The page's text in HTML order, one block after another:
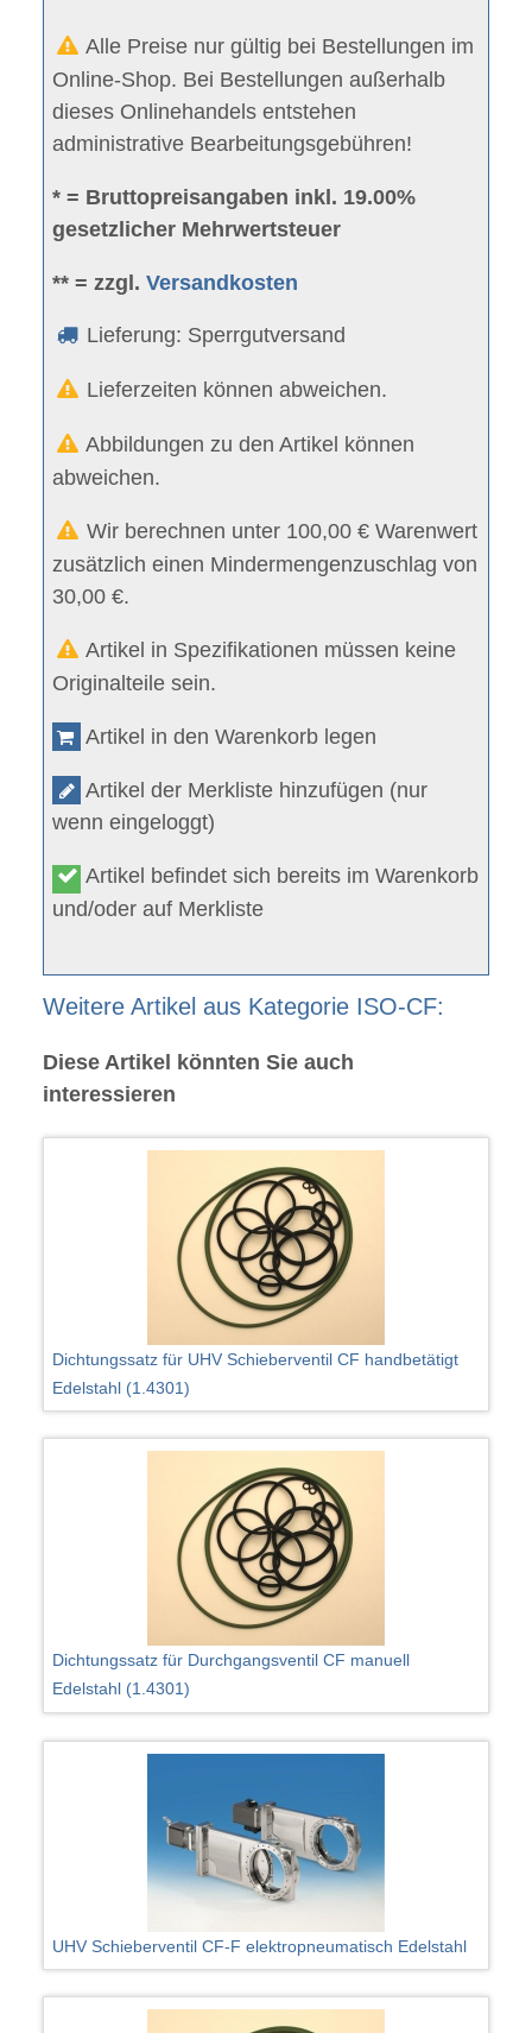
Alle Preise nur gültig bei Bestellungen im
Online-Shop. Bei Bestellungen außerhalb
dieses Onlinehandels entstehen
administrative Bearbeitungsgebühren!
* = Bruttopreisangaben inkl. 19.00%
gesetzlicher Mehrwertsteuer
** = zzgl.Versandkosten
Lieferung: Sperrgutversand
Lieferzeiten können abweichen.
Abbildungen zu den Artikel können
abweichen.
Wir berechnen unter 100,00 € Warenwert
zusätzlich einen Mindermengenzuschlag von
30,00 €.
Artikel in Spezifikationen müssen keine
Originalteile sein.
Artikel in den Warenkorb legen
Artikel der Merkliste hinzufügen (nur
wenn eingeloggt)
Artikel befindet sich bereits im Warenkorb
und/oder auf Merkliste
Weitere Artikel aus Kategorie ISO-CF:
Diese Artikel könnten Sie auch
interessieren
Dichtungssatz für UHV Schieberventil CF handbetätigt
Edelstahl (1.4301)
Dichtungssatz für Durchgangsventil CF manuell
Edelstahl (1.4301)
UHV Schieberventil CF-F elektropneumatisch Edelstahl